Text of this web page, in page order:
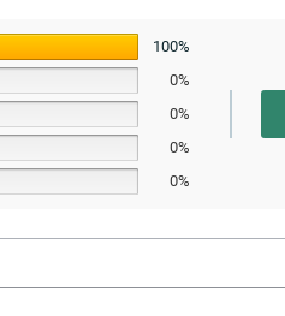
100%
0%
0%
0%
0%